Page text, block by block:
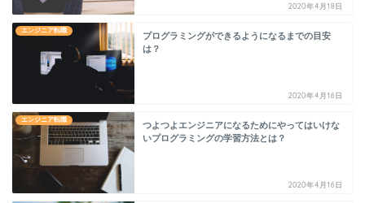
2020年4月18日
エンジニア転職
プログラミングができるようになるまでの目安
は？
2020年4月16日
エンジニア転職
つよつよエンジニアになるためにやってはいけな
いプログラミングの学習方法とは？
2020年4月16日